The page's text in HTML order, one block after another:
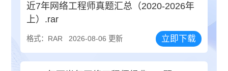
近7年网络工程师真题汇总（2020-2026年
上）.rar
格式：RAR 2026-08-06 更新 立即下载